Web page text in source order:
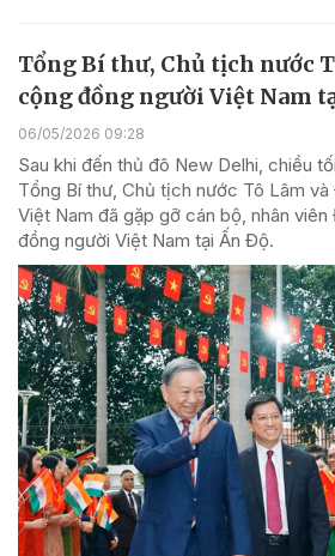
Tổng Bí thư, Chủ tịch nước
cộng đồng người Việt Nam
06/05/2026 09:28
Sau khi đến thủ đô New Delhi, chiều
Tổng Bí thư, Chủ tịch nước Tô Lâm
Việt Nam đã gặp gỡ cán bộ, nhân
đồng người Việt Nam tại Ấn Độ.